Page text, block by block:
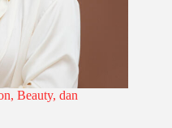
Beauty, dan